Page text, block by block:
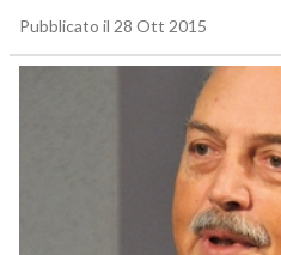
Pubblicato il 28 Ott 2015